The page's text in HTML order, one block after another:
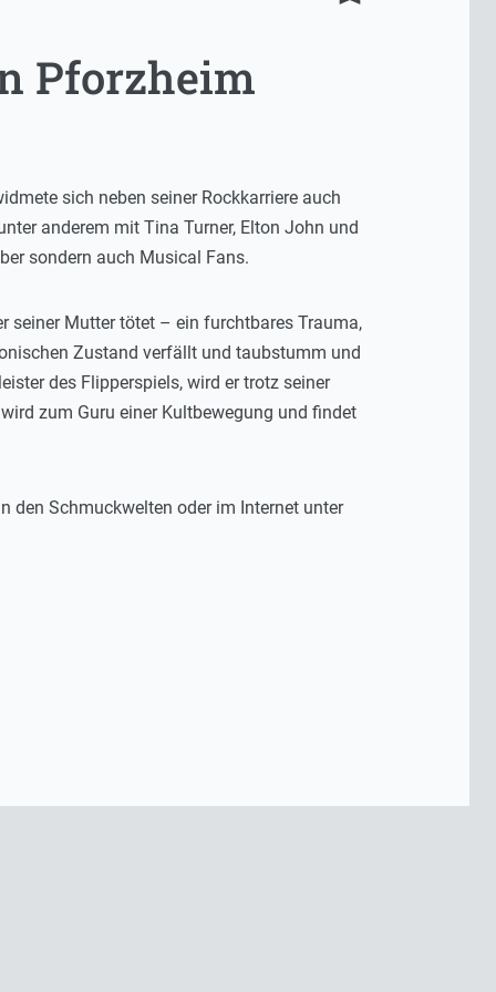
Pforzheim
sich neben seiner Rockkarriere auch
anderem mit Tina Turner, Elton John und
sondern auch Musical Fans.
seiner Mutter tötet – ein furchtbares Trauma,
Zustand verfällt und taubstumm und
des Flipperspiels, wird er trotz seiner
zum Guru einer Kultbewegung und findet
den Schmuckwelten oder im Internet unter